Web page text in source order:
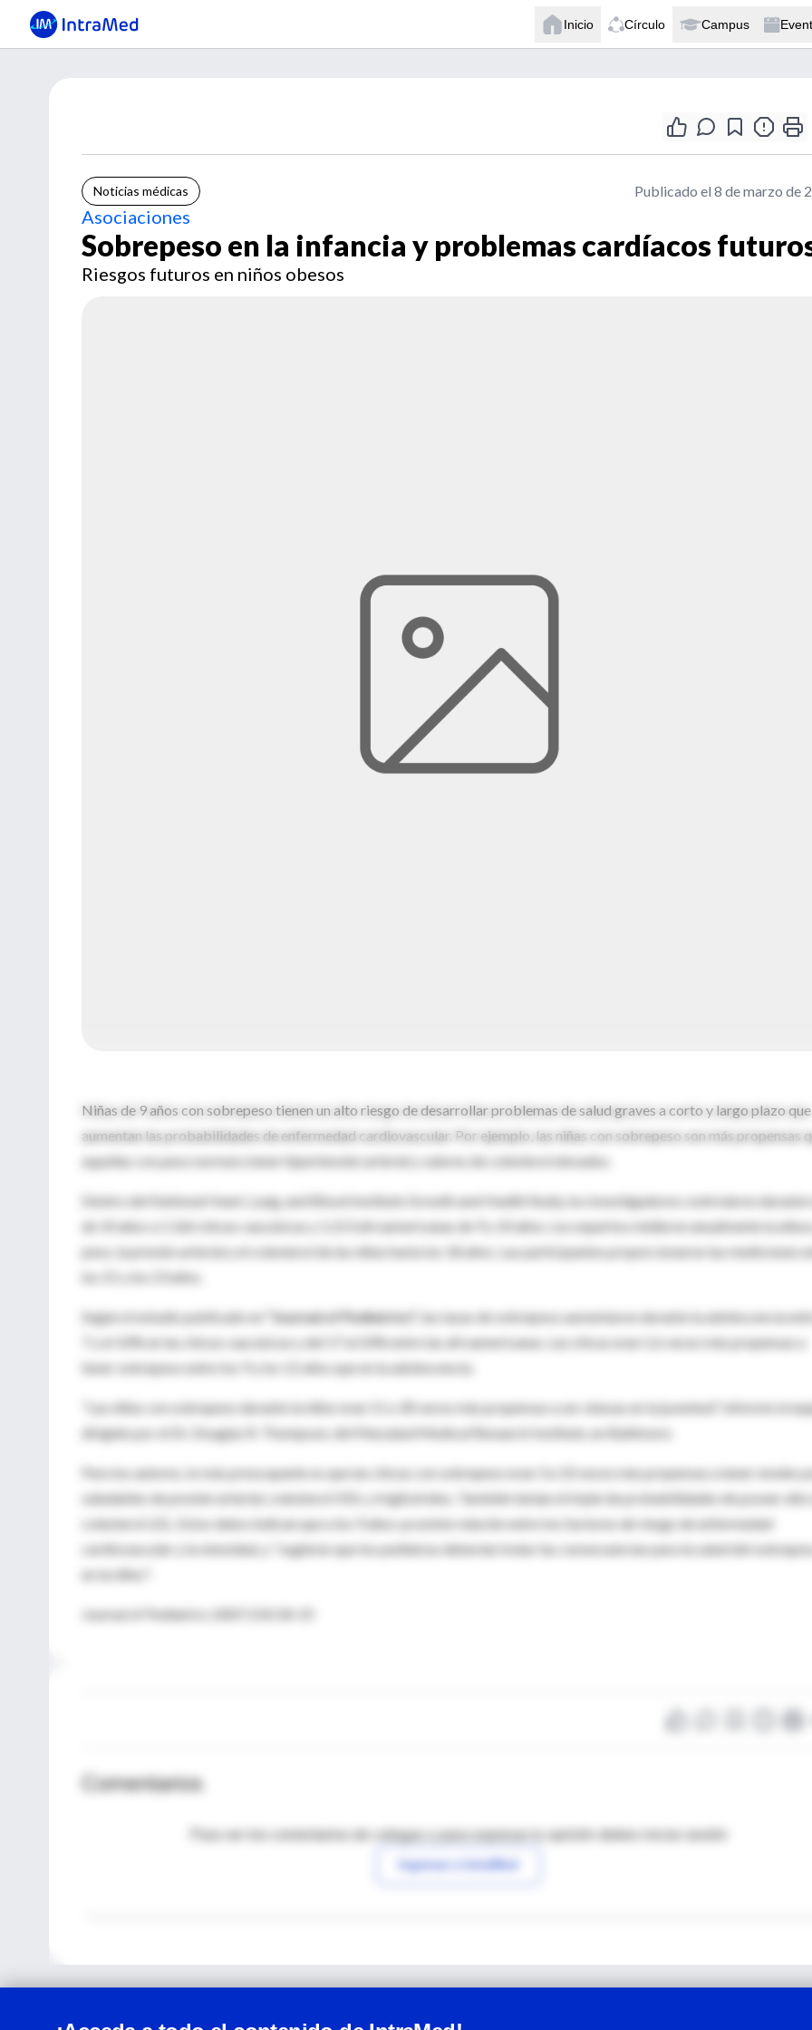
Inicio Círculo Campus
Noticias médicas Publicado el 8 de marzo de
Asociaciones
Sobrepeso en la infancia y problemas cardíacos
Riesgos futuros en niños obesos
Niñas de 9 años con sobrepeso tienen un alto riesgo de desarrollar problemas de salud graves a corto y largo plazo que
aumentan las probabilidades de enfermedad cardiovascular. Por ejemplo, las niñas con sobrepeso son más propensas
aquellas con peso normal a tener hipertensión arterial y valores de colesterol elevados.
Dentro del National Heart, Lung, and Blood Institute Growth and Health Study, los investigadores controlaron durante
de 10 años a 1.166 chicas caucásicas y 1.213 afroamericanas de 9 y 10 años. Los expertos midieron anualmente la altura,
peso, la presión arterial y el colesterol de las niñas hasta los 18 años. Las participantes proporcionaron las mediciones
los 21 y los 23 años.
Según el estudio publicado en “Journal of Pediatrics”,
las tasas de sobrepeso aumentaron durante la adolescencia
7 y el 10% en las chicas caucásicas y del 17 al 24% entre las afroamericanas. Las chicas eran 1,6 veces más propensas a
tener sobrepeso entre los 9 y los 12 años que en la adolescencia.
"Las niñas con sobrepeso durante la niñez eran 11 a 30 veces más propensas a ser obesas en la juventud", informó el
dirigido por el Dr. Douglas R. Thompson, del Maryland Medical Research Institute, en Baltimore.
Para los autores, lo más preocupante es que las chicas con sobrepeso eran 3 a 10 veces más propensas a tener niveles
saludables de presión arterial, colesterol HDL y triglicéridos. También tenían el triple de probabilidades de poseer alto
colesterol LDL. Estos datos indican que a los 9 años ya existe relación entre los factores de riesgo de enfermedad
cardiovascular y la obesidad, y "sugieren que los pediatras deberían tratar las consecuencias para la salud del
en la niñez".
Journal of Pediatrics 2007;150:18-25
Comentarios
Para ver los comentarios de colegas o para expresar tu opinión debes iniciar sesión
Ingresar a IntraMed